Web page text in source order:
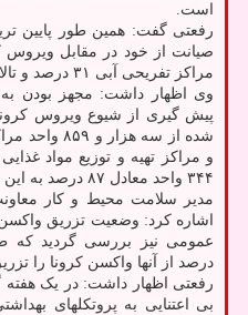
است.
رفعتی گفت: همین طور پایین
صیانت از خود در مقابل ویروس
مراکز تفریحی آبی ۳۱ درصد و تالارهای پذیرایی با ۴۴ درصد است.
وی اظهار داشت: مجهز بودن به
پیش گیری از شیوع ویروس
شده از سه
و مراکز تهیه و توزیع مواد
۳۴۴ واحد معادل ۸۷ درصد به این دستگاه مجهز بودند.
مدیر سلامت محیط و کار
اشاره کرد: وضعیت تزریق
درصد از آنها واکسن کرونا را
بی اعتنایی به پروتکلهای